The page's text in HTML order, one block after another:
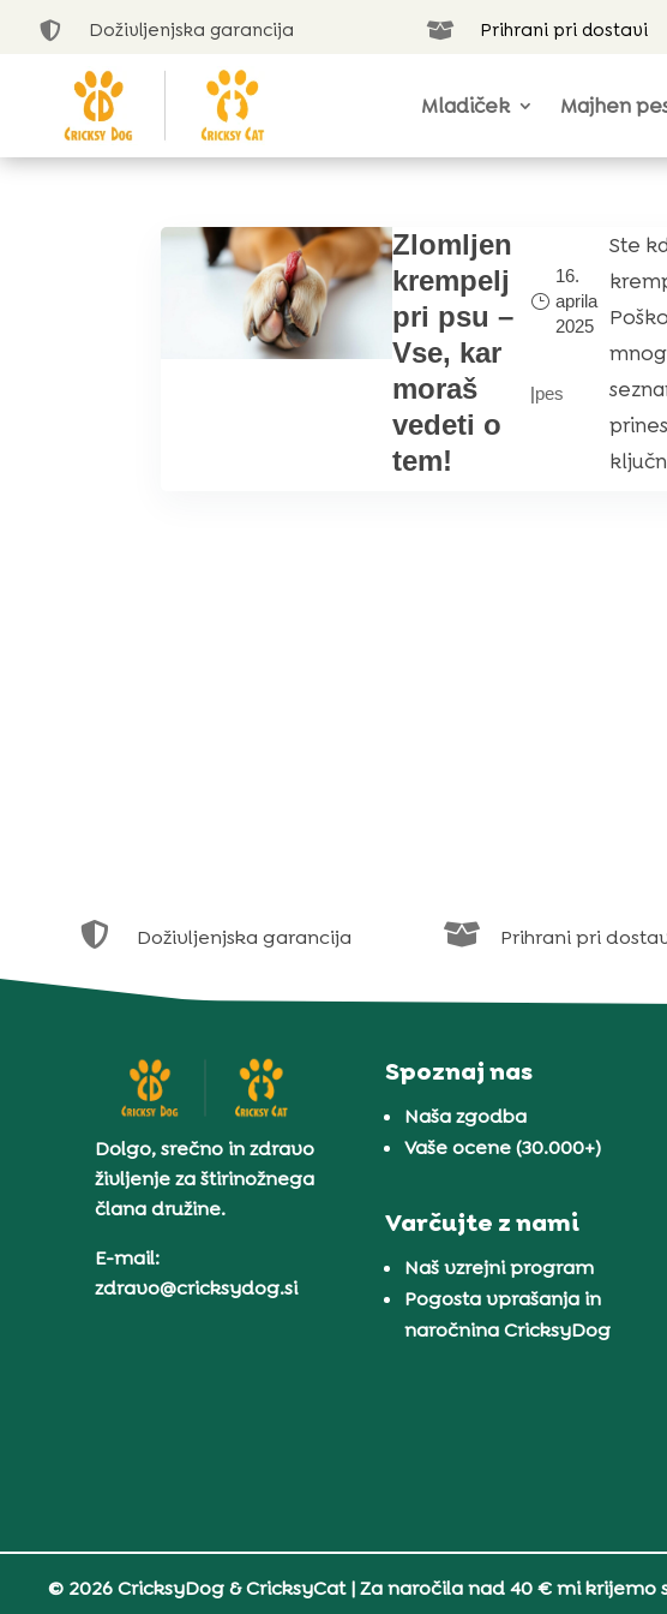
 Doživljenjska garancija  Prihrani pri dostavi
Mladiček Majhen
Zlomljen
krempelj
pri psu –
Vse, kar
moraš
vedeti o
tem!
16.
aprila
2025
|pes
Ste
 Doživljenjska garancija  Prihrani pri
Dolgo, srečno in zdravo
življenje za štirinožnega
člana družine.
E-mail:
zdravo@cricksydog.si
Spoznaj nas
Naša zgodba
Vaše ocene (30.000+)
Varčujte z nami
Naš vzrejni program
Pogosta vprašanja in
naročnina CricksyDog
© 2026 CricksyDog & CricksyCat| Za naročila nad 40 € mi krijemo